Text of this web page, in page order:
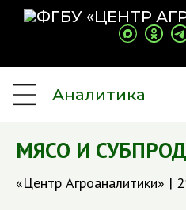
Аналитика
МЯСО И
«Центр Агроаналитики» |